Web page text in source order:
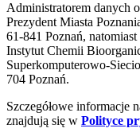
Administratorem danych
Prezydent Miasta
61-841 Poznań,
Instytut Chemii
Superkomputerowo-
704 Poznań.
Szczegółowe informacje
znajdują się w Polityce